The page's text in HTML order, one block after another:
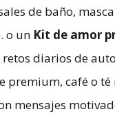
de baño,
o un Kit de amor
retos diarios de
premium, café o
mensajes